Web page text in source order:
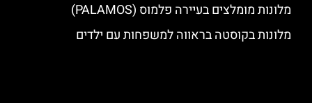
מלונות מומלצים בעיירה פלמוס (PALAMOS)
מלונות בקוסטה בראווה למשפחות עם ילדים